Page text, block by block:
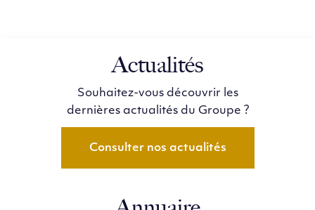
Actualités
Souhaitez-vous découvrir les
dernières actualités du Groupe ?
Consulter nos actualités